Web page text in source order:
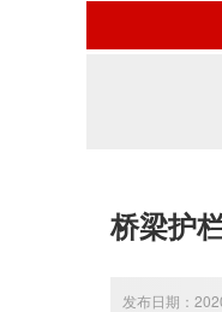
桥梁护
发布日期：